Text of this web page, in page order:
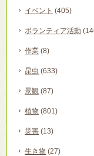
イベント (405)
ボランティア活動
作業 (8)
昆虫 (633)
景観 (87)
植物 (801)
災害 (13)
生き物 (27)